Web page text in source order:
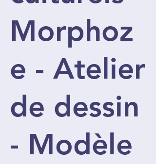
Morphoz
e - Atelier
de dessin
- Modèle